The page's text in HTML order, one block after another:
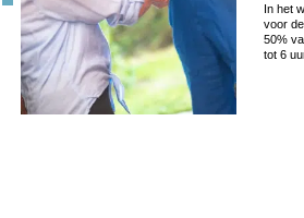
In het
voor
50%
tot 6